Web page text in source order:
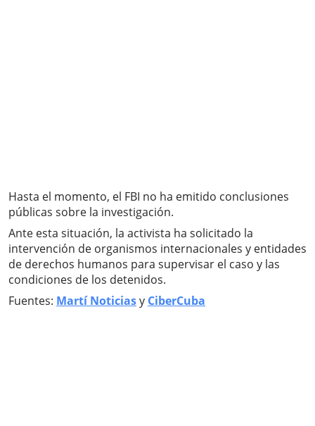
Hasta el momento, el FBI no ha emitido conclusiones
públicas sobre la investigación.
Ante esta situación, la activista ha solicitado la
intervención de organismos internacionales y entidades
de derechos humanos para supervisar el caso y las
condiciones de los detenidos.
Fuentes: Martí Noticiasy CiberCuba